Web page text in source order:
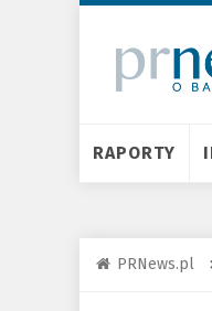
RAPORTY
PRNews.pl